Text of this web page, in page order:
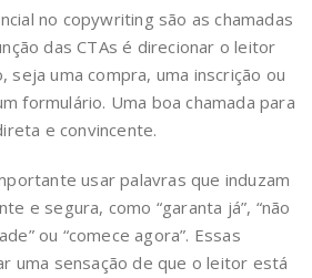
no copywriting são as chamadas
das CTAs é direcionar o leitor
seja uma compra, uma inscrição ou
formulário. Uma boa chamada para
e convincente.
usar palavras que induzam
e segura, como “garanta já”, “não
ou “comece agora”. Essas
uma sensação de que o leitor está